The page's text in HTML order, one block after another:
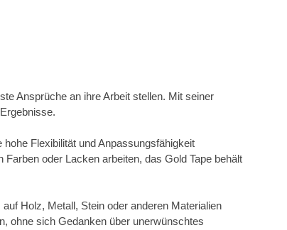
Ansprüche an ihre Arbeit stellen. Mit seiner
Flexibilität und Anpassungsfähigkeit
oder Lacken arbeiten, das Gold Tape behält
Holz, Metall, Stein oder anderen Materialien
ohne sich Gedanken über unerwünschtes